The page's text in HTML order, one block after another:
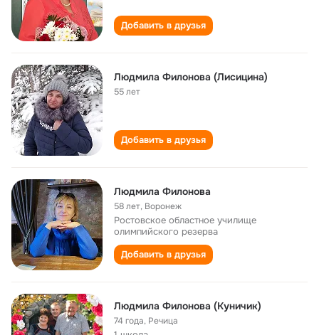
Добавить в друзья
Людмила Филонова (Лисицина)
55 лет
Добавить в друзья
Людмила Филонова
58 лет, Воронеж
Ростовское областное училище
олимпийского резерва
Добавить в друзья
Людмила Филонова (Куничик)
74 года, Речица